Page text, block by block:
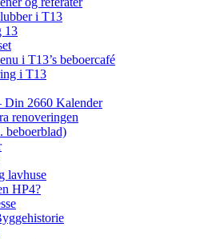
i T13
13
i T13’s beboercafé
i T13
Din 2660 Kalender
renoveringen
beboerblad)
lavhuse
HP4?